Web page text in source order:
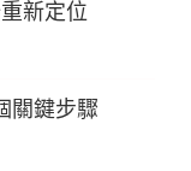
新定位
關鍵步驟